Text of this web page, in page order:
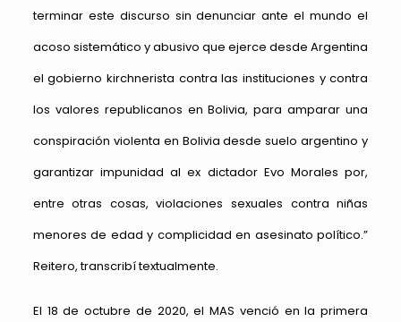
terminar este discurso sin denunciar ante el mundo el
acoso sistemático y abusivo que ejerce desde Argentina
el gobierno kirchnerista contra las instituciones y contra
los valores republicanos en Bolivia, para amparar una
conspiración violenta en Bolivia desde suelo argentino y
garantizar impunidad al ex dictador Evo Morales por,
entre otras cosas, violaciones sexuales contra niñas
menores de edad y complicidad en asesinato político.”
Reitero, transcribí textualmente.
El 18 de octubre de 2020, el MAS venció en la primera